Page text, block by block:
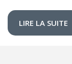
LIRE LA SUITE